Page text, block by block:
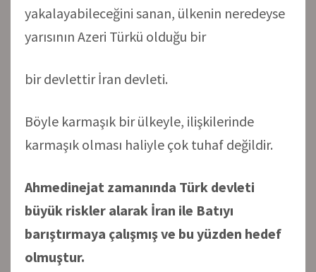
yakalayabileceğini sanan, ülkenin neredeyse
yarısının Azeri Türkü olduğu bir
bir devlettir İran devleti.
Böyle karmaşık bir ülkeyle, ilişkilerinde
karmaşık olması haliyle çok tuhaf değildir.
Ahmedinejat zamanında Türk devleti
büyük riskler alarak İran ile Batıyı
barıştırmaya çalışmış ve bu yüzden hedef
olmuştur.